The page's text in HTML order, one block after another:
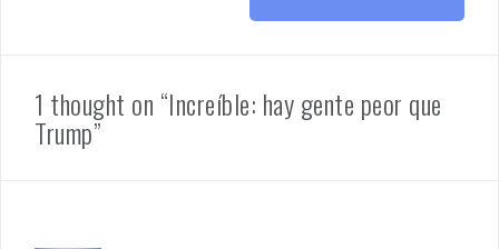
1 thought on “Increíble: hay gente peor que
Trump”